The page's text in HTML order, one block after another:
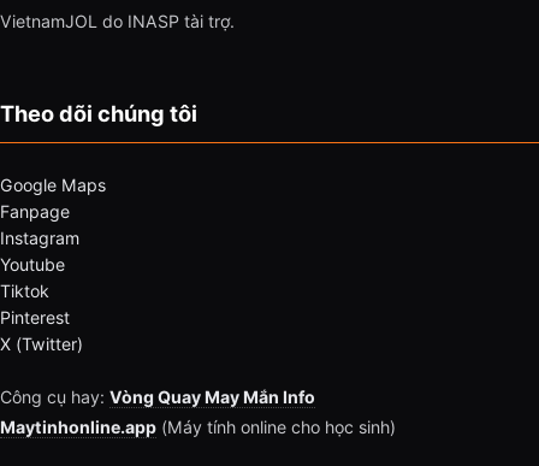
VietnamJOL do INASP tài trợ.
Theo dõi chúng tôi
Google Maps
Fanpage
Instagram
Youtube
Tiktok
Pinterest
X (Twitter)
Công cụ hay: Vòng Quay May Mắn Info
Maytinhonline.app (Máy tính online cho học sinh)